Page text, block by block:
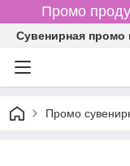
Промо
Cувенирная промо
Промо